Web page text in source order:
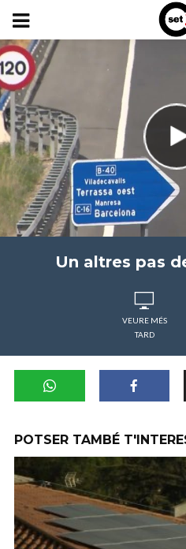
Un altres pas
VEURE MÉS
TARD
POTSER TAMBÉ